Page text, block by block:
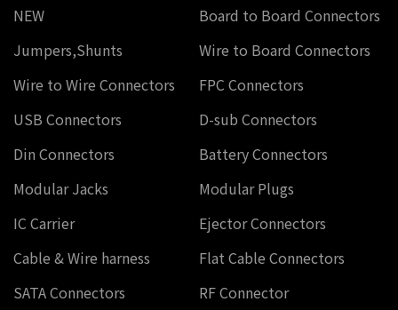
NEW
Board to Board Connectors
Jumpers,Shunts
Wire to Board Connectors
Wire to Wire Connectors
FPC Connectors
USB Connectors
D-sub Connectors
Din Connectors
Battery Connectors
Modular Jacks
Modular Plugs
IC Carrier
Ejector Connectors
Cable & Wire harness
Flat Cable Connectors
SATA Connectors
RF Connector